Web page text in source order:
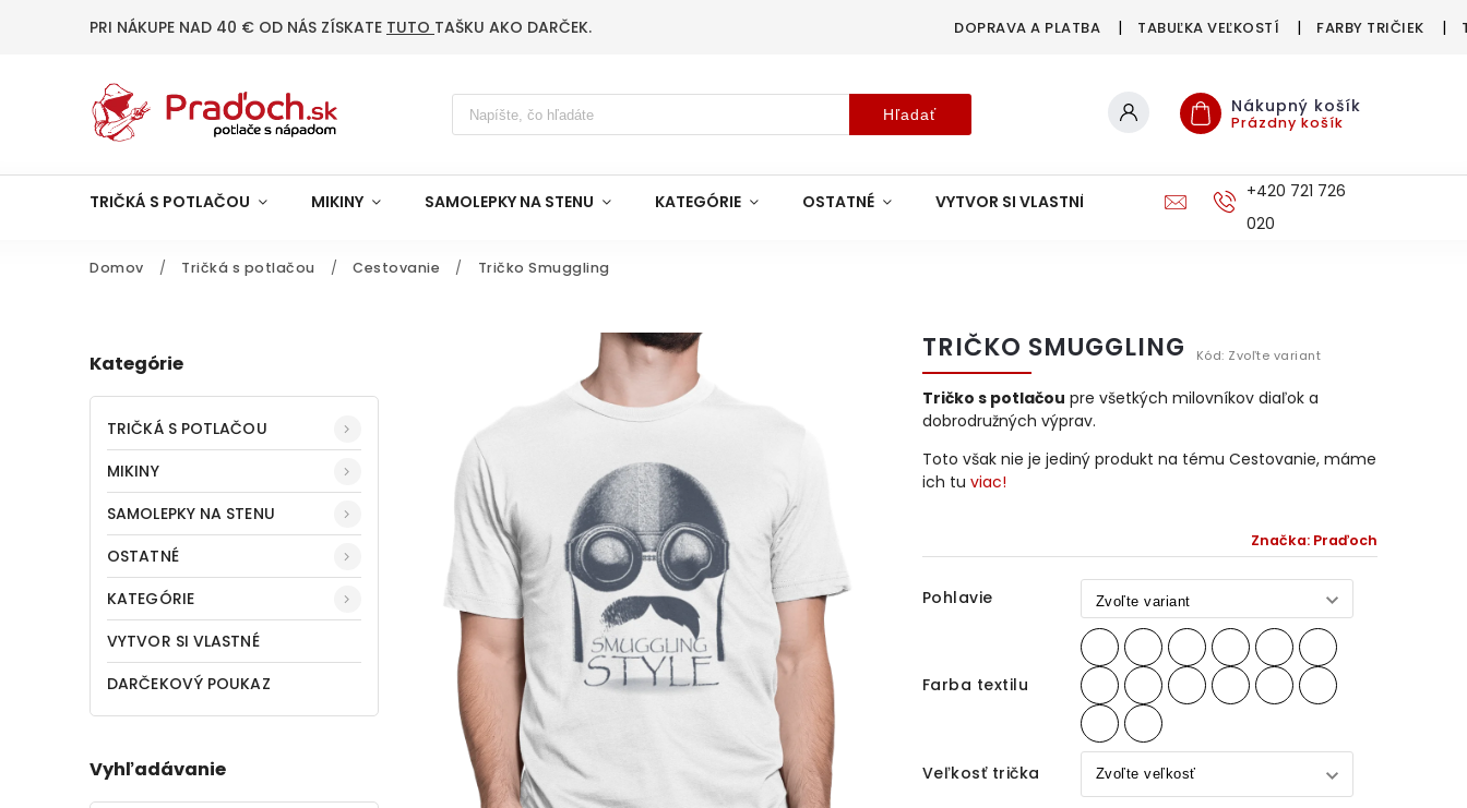
PRI NÁKUPE NAD 40 € OD NÁS ZÍSKATE TUTO TAŠKU AKO DARČEK. DOPRAVA A PLATBA TABUĽKA VEĽKOSTÍ FARBY TRIČIEK
Hľadať Nákupný košík
Prázdny košík
TRIČKÁ S POTLAČOU MIKINY SAMOLEPKY NA STENU KATEGÓRIE OSTATNÉ VYTVOR SI VLASTNÉ DOPRAVA A PLATBA+420 721 726
020
Domov / Tričká s potlačou / Cestovanie / Tričko Smuggling
Kategórie
TRIČKÁ S POTLAČOU
MIKINY
SAMOLEPKY NA STENU
OSTATNÉ
KATEGÓRIE
VYTVOR SI VLASTNÉ
DARČEKOVÝ POUKAZ
Vyhľadávanie
TRIČKO SMUGGLING Kód: Zvoľte variant
Značka: Praďoch
Pohlavie
Farba textilu
Veľkosť trička
Tričko s potlačou pre všetkých milovníkov diaľok a
dobrodružných výprav.
Toto však nie je jediný produkt na tému Cestovanie, máme
ich tu viac!